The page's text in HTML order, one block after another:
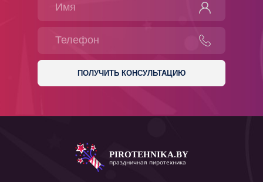
PIROTEHNIKA.BY
праздничная пиротехника